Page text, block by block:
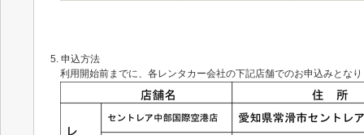
5. 申込方法
利用開始前までに、各レンタカー会社の下記店舗でのお申込みとな